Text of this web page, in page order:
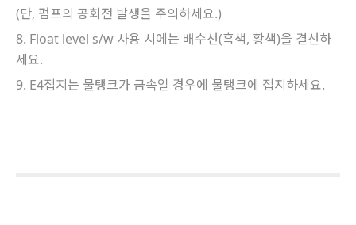
(단, 펌프의 공회전 발생을 주의하세요.)
Float level s/w 사용 시에는 배수선(흑색, 황색)을 결선하
세요.
E4접지는 물탱크가 금속일 경우에 물탱크에 접지하세요.